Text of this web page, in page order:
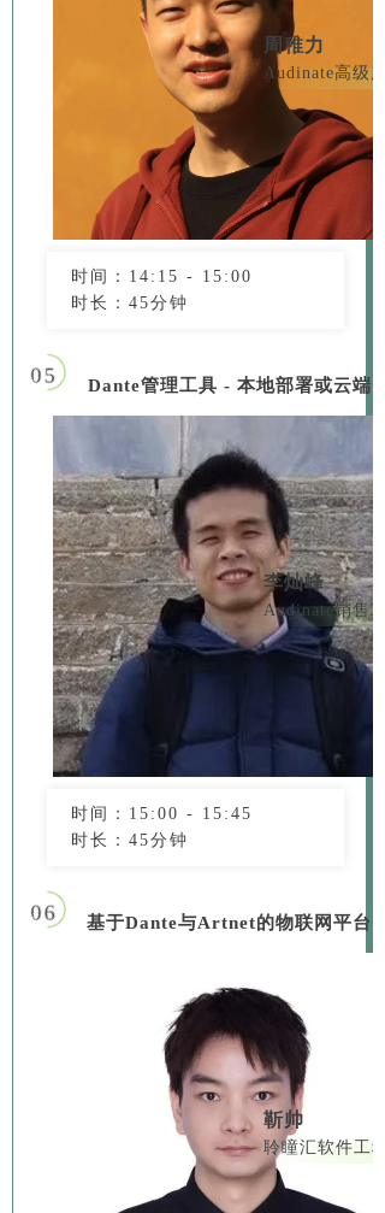
周稚力
Audinate高级
时间：14:15 - 15:00
时长：45分钟
05 Dante管理工具 - 本地部署或云端
李灿峰
Audinate销售工
时间：15:00 - 15:45
时长：45分钟
06 基于Dante与Artnet的物联网平台
靳帅
聆瞳汇软件工程